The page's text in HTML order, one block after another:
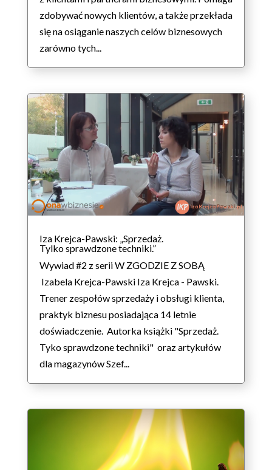
zdobywać nowych klientów, a także przekłada
się na osiąganie naszych celów biznesowych
zarówno tych...
Iza Krejca-Pawski: „Sprzedaż.
Tylko sprawdzone techniki.”
Wywiad #2 z serii W ZGODZIE Z SOBĄ
Izabela Krejca-Pawski Iza Krejca - Pawski.
Trener zespołów sprzedaży i obsługi klienta,
praktyk biznesu posiadająca 14 letnie
doświadczenie. Autorka książki "Sprzedaż.
Tyko sprawdzone techniki" oraz artykułów
dla magazynów Szef...